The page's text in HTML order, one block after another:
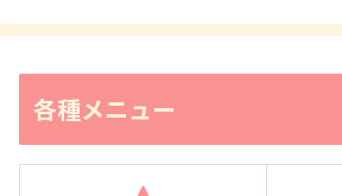
各種メニュー